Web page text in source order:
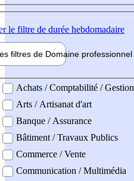
le filtre de durée hebdomadaire
filtres de Domaine professionnel
professionel
Achats / Comptabilité / Gestion
Arts / Artisanat d'art
Banque / Assurance
Bâtiment / Travaux Publics
Commerce / Vente
Communication / Multimédia